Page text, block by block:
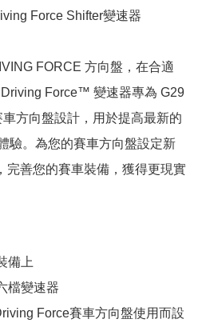
Force Shifter變速器
FORCE 方向盤，在合適
Force™ 變速器專為 G29
方向盤設計，用於提高最新的
驗。為您的賽車方向盤設定新
完善您的賽車裝備，獲得更現實
備上
檔變速器
Force賽車方向盤使用而設